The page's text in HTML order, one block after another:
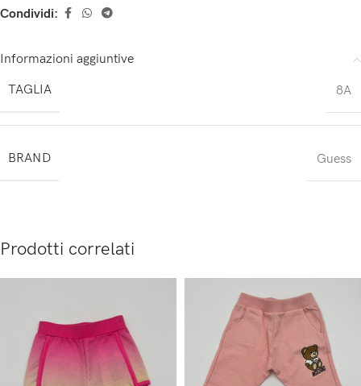
Condividi:
Informazioni aggiuntive
TAGLIA
8A
BRAND Guess
Prodotti correlati